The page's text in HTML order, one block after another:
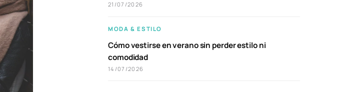
21/07/2026
MODA & ESTILO
Cómo vestirse en verano sin perder estilo ni
comodidad
14/07/2026